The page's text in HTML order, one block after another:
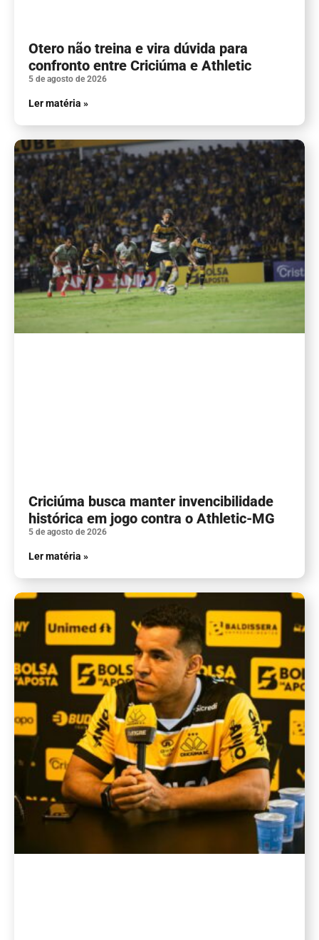
Otero não treina e vira dúvida para
confronto entre Criciúma e Athletic
5 de agosto de 2026
Ler matéria »
Criciúma busca manter invencibilidade
histórica em jogo contra o Athletic-MG
5 de agosto de 2026
Ler matéria »